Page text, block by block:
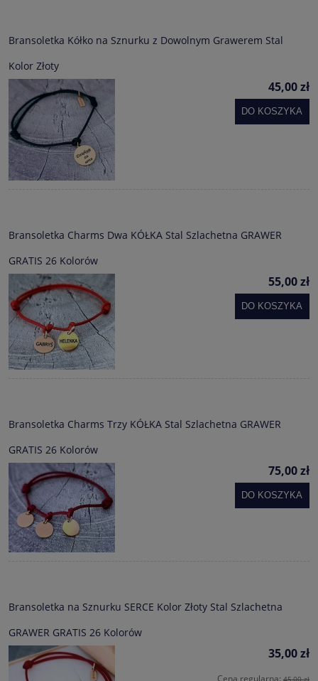
Bransoletka Kółko na Sznurku z Dowolnym Grawerem Stal
Kolor Złoty
45,00 zł
DO KOSZYKA
Bransoletka Charms Dwa KÓŁKA Stal Szlachetna GRAWER
GRATIS 26 Kolorów
55,00 zł
DO KOSZYKA
Bransoletka Charms Trzy KÓŁKA Stal Szlachetna GRAWER
GRATIS 26 Kolorów
75,00 zł
DO KOSZYKA
Bransoletka na Sznurku SERCE Kolor Złoty Stal Szlachetna
GRAWER GRATIS 26 Kolorów
35,00 zł
Cena regularna: 45,00 zł